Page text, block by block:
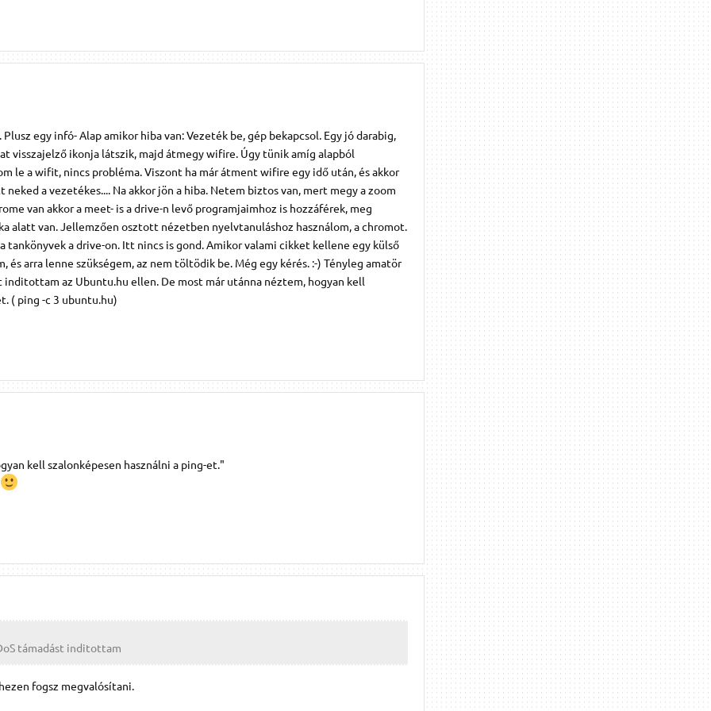
egy infó- Alap amikor hiba van: Vezeték be, gép bekapcsol. Egy jó darabig,
visszajelző ikonja látszik, majd átmegy wifire. Úgy tünik amíg alapból
le a wifit, nincs probléma. Viszont ha már átment wifire egy idő után, és akkor
a vezetékes.... Na akkor jön a hiba. Netem biztos van, mert megy a zoom
van akkor a meet- is a drive-n levő programjaimhoz is hozzáférek, meg
alatt van. Jellemzően osztott nézetben nyelvtanuláshoz használom, a chromot.
tankönyvek a drive-on. Itt nincs is gond. Amikor valami cikket kellene egy külső
arra lenne szükségem, az nem töltödik be. Még egy kérés. :-) Tényleg amatör
inditottam az Ubuntu.hu ellen. De most már utánna néztem, hogyan kell
( ping -c 3 ubuntu.hu)
kell szalonképesen használni a ping-et."
támadást inditottam
fogsz megvalósítani.